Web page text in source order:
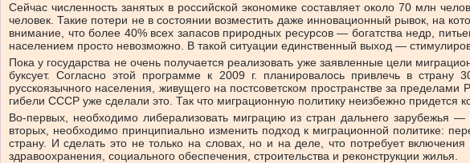
Сейчас численность занятых в российской экономике составляет около 70 млн
человек. Такие потери не в состоянии возместить даже инновационный рывок, на
внимание, что более 40% всех запасов природных ресурсов — богатства недр,
населением просто невозможно. В такой ситуации единственный выход —
Пока у государства не очень получается реализовать уже заявленные цели
буксует. Согласно этой программе к 2009 г. планировалось привлечь в
русскоязычного населения, живущего на постсоветском пространстве за
гибели СССР уже сделали это. Так что миграционную политику неизбежно придется
Во-первых, необходимо либерализовать миграцию из стран дальнего зарубежья
вторых, необходимо принципиально изменить подход к миграционной политике:
страну. И сделать это не только на словах, но и на деле, что потребует
здравоохранения, социального обеспечения, строительства и реконструкции жилья.